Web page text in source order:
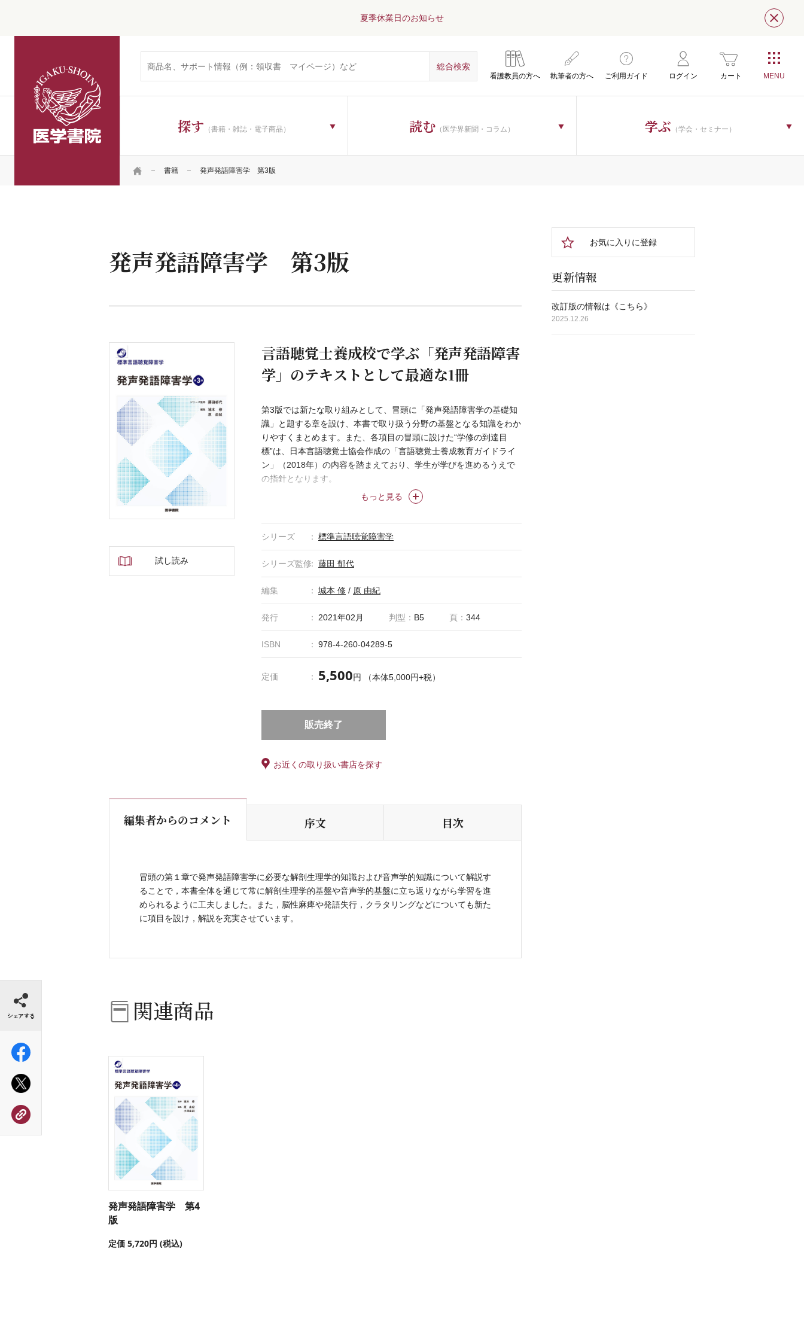
夏季休業日のお知らせ 閉じ
看護教員の方へ 執筆者の方へ ご利用ガイド ログイン カート
探す （書籍・雑誌・電子商品） 読む （医学界新聞・コラム） 学ぶ （学会・セミナー）
HOME 書籍 発声発語障害学 第3版
発声発語障害学 第3版
試し読み
言語聴覚士養成校で学ぶ「発声発語障害
学」のテキストとして最適な1冊
もっと見る
第3版では新たな取り組みとして、冒頭に「発声発語障害学の基礎知
識」と題する章を設け、本書で取り扱う分野の基盤となる知識をわか
りやすくまとめます。また、各項目の冒頭に設けた“学修の到達目
標”は、日本言語聴覚士協会作成の「言語聴覚士養成教育ガイドライ
ン」（2018年）の内容を踏まえており、学生が学びを進めるうえで
の指針となります。
＊「標準言語聴覚障害学」は株式会社医学書院の登録商標です。
シリーズ 標準言語聴覚障害学
シリーズ監修 藤田 郁代
編集 城本 修 / 原 由紀
発行 2021年02月 判型： B5 頁： 344
ISBN 978-4-260-04289-5
定価 5,500円 （本体5,000円+税）
販売終了
お近くの取り扱い書店を探す
編集者からのコメント 序文 目次
冒頭の第１章で発声発語障害学に必要な解剖生理学的知識および音声学的知識について解説す
ることで，本書全体を通じて常に解剖生理学的基盤や音声学的基盤に立ち返りながら学習を進
められるように工夫しました。また，脳性麻痺や発語失行，クラタリングなどについても新た
に項目を設け，解説を充実させています。
関連商品
発声発語障害学 第4
版
定価 5,720円 (税込)
お気に入りに登録
更新情報
改訂版の情報は《こちら》
2025.12.26